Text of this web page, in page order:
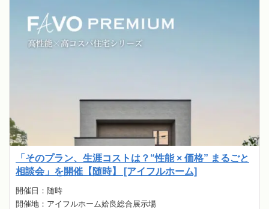
「そのプラン、生涯コストは？“性能 × 価格” まるごと
相談会」を開催【随時】 [アイフルホーム]
開催日：随時
開催地：アイフルホーム姶良総合展示場